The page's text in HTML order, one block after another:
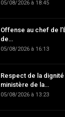
05/08/2026 à 18:45
Offense au chef de
de…
05/08/2026 à 16:13
Respect de la
ministère de la…
05/08/2026 à 13:23